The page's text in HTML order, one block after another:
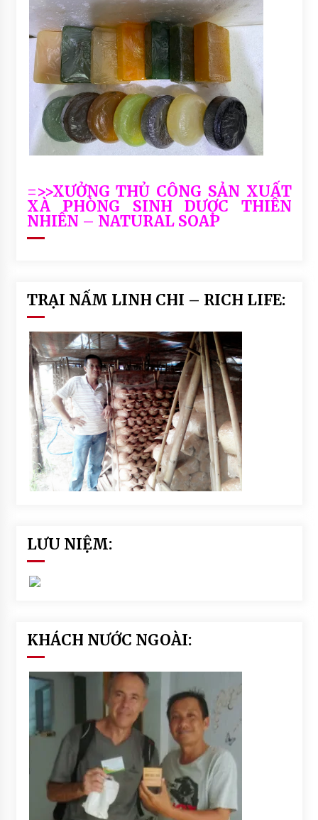
=>>XƯỞNG THỦ CÔNG SẢN XUẤT
XÀ PHÒNG SINH DƯỢC THIÊN
NHIÊN – NATURAL SOAP
TRẠI NẤM LINH CHI – RICH LIFE:
LƯU NIỆM:
KHÁCH NƯỚC NGOÀI: